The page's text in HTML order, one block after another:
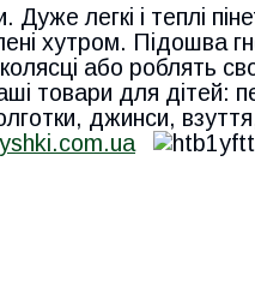
Дуже легкі і теплі
хутром. Підошва
або роблять
товари для дітей:
джинси,